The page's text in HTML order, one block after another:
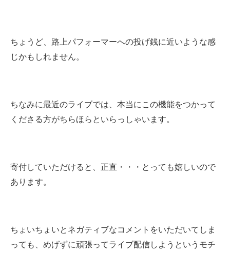
ちょうど、路上パフォーマーへの投げ銭に近いような感
じかもしれません。
ちなみに最近のライブでは、本当にこの機能をつかって
くださる方がちらほらといらっしゃいます。
寄付していただけると、正直・・・とっても嬉しいので
あります。
ちょいちょいとネガティブなコメントをいただいてしま
っても
、めげずに頑張ってライブ配信しようというモチ